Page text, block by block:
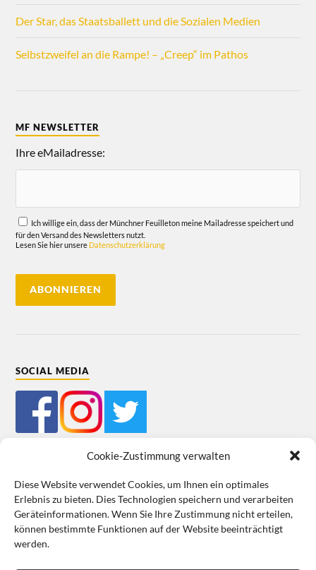
Cookie-Zustimmung verwalten
Diese Website verwendet Cookies, um Ihnen ein optimales
Erlebnis zu bieten. Dies Technologien speichern und verarbeiten
Geräteinformationen. Wenn Sie Ihre Zustimmung nicht erteilen,
können bestimmte Funktionen auf der Website beeinträchtigt
werden.
Der Star, das Staatsballett und die Sozialen Medien
Selbstzweifel an die Rampe! – „Creep“ im Pathos
MF NEWSLETTER
Ihre eMailadresse:
Ich willige ein, dass der Münchner Feuilleton meine Mailadresse speichert und
für den Versand des Newsletters nutzt.
Lesen Sie hier unsere Datenschutzerklärung
SOCIAL MEDIA
Mein Bestellkonto Kundeninformationen Datenschutz
Cookie-Richtlinie (EU) Impressum